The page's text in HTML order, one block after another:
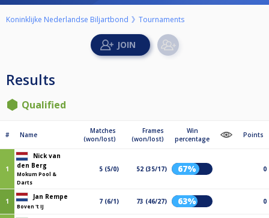
Koninklijke Nederlandse Biljartbond Tournaments
Results
Qualified
# Name
Matches
(won/lost)
Frames
(won/lost)
Win
percentage
Points
1
Nick van
den Berg
Mokum Pool &
Darts
5 (5/0) 52 (35/17) 67% 0
1
Jan Rempe
Boven 't IJ
7 (6/1) 73 (46/27) 63% 0